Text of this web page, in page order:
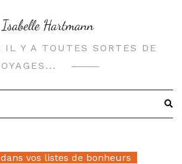
IL Y A TOUTES SORTES DE
vos listes de bonheurs